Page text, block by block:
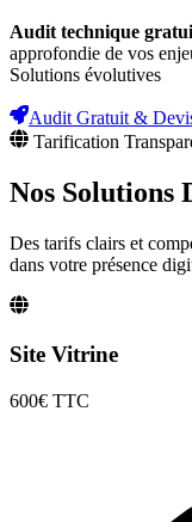
Audit technique
approfondie de vos
Solutions évolutives
Audit Gratuit &
Tarification
Nos Solutions
Des tarifs clairs et
dans votre présence
Site Vitrine
600€ TTC